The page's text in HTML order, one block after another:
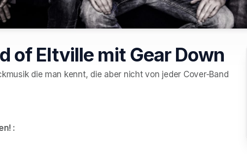
of Eltville mit Gear Down
die man kennt, die aber nicht von jeder Cover-Band
: